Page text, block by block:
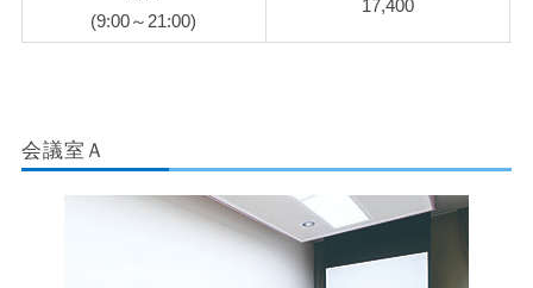
(9:00～21:00)
17,400
会議室Ａ